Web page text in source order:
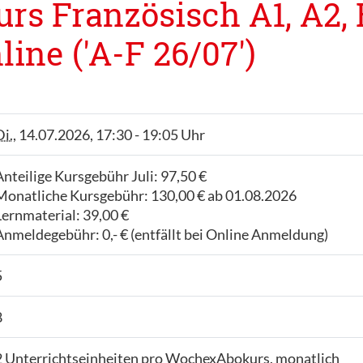
Französisch A1, A2,
('A-F 26/07')
, 14.07.2026, 17:30 - 19:05 Uhr
Kursgebühr Juli: 97,50 €
Kursgebühr: 130,00 € ab 01.08.2026
39,00 €
0,- € (entfällt bei Online Anmeldung)
Unterrichtseinheiten pro WochexAbokurs, monatlich